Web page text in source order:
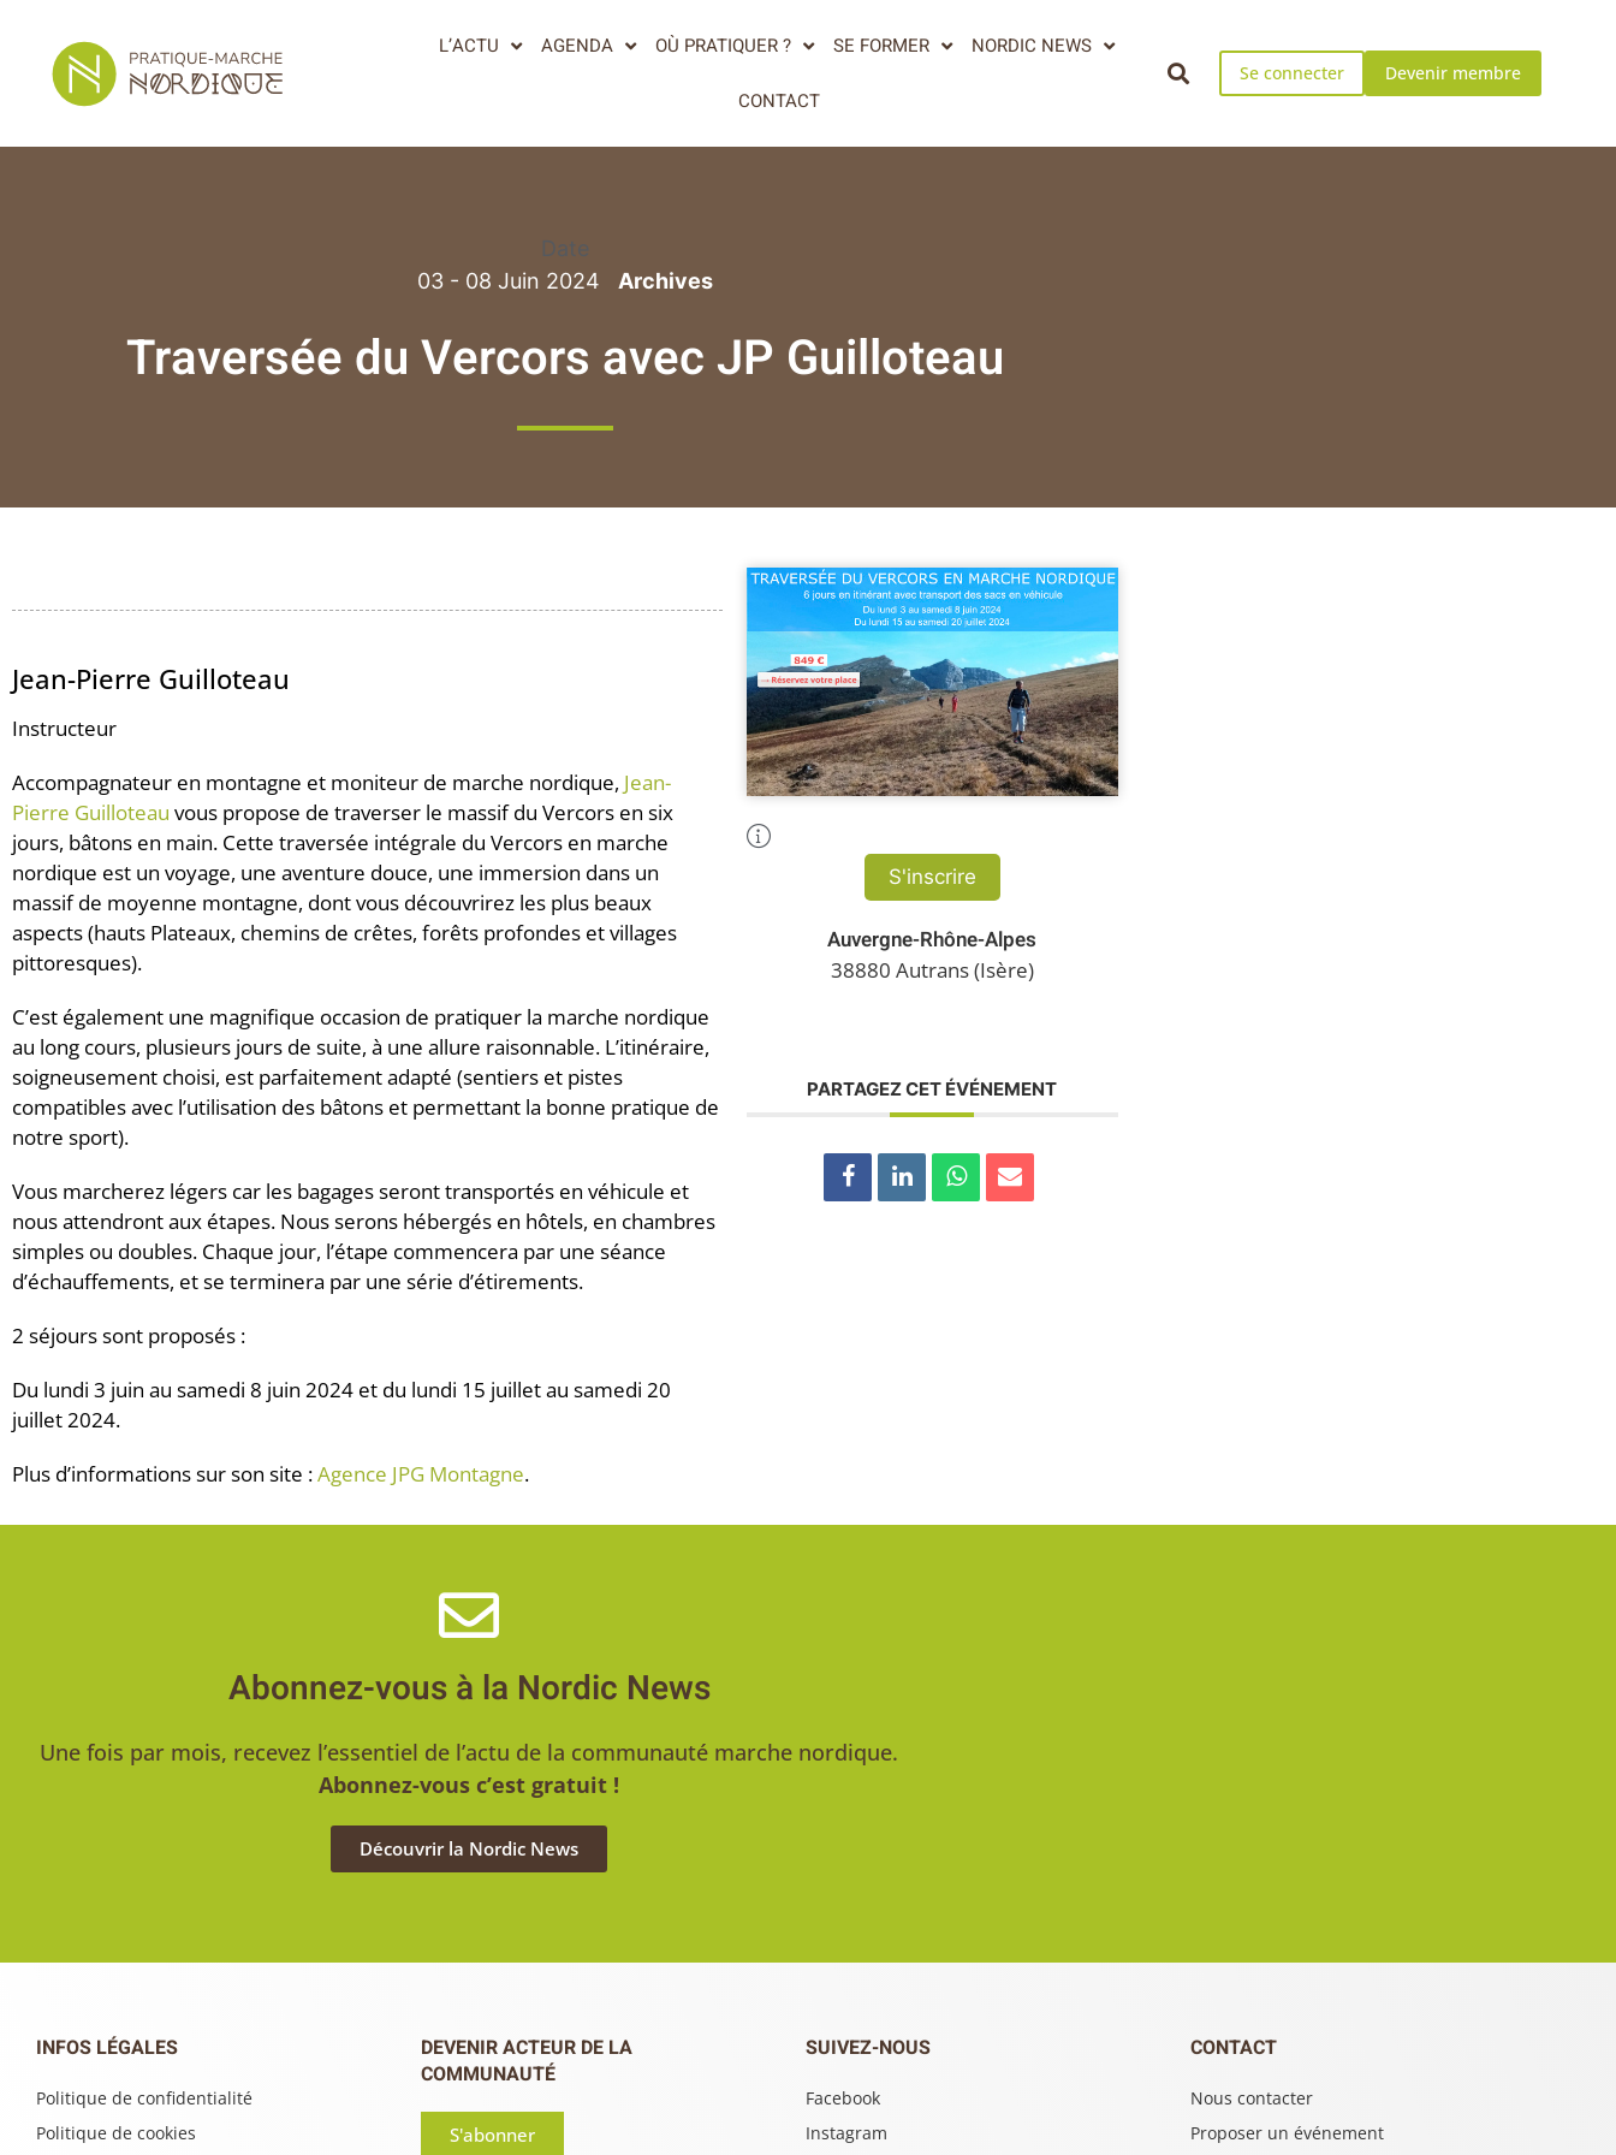
L’ACTU AGENDA OÙ PRATIQUER ? SE FORMER NORDIC NEWS
CONTACT
Se connecter Devenir membre
Date
03 - 08 Juin 2024
Traversée du Vercors avec JP Guilloteau
Jean-Pierre Guilloteau
Instructeur
Accompagnateur en montagne et moniteur de marche nordique, Jean-
Pierre Guilloteau vous propose de traverser le massif du Vercors en six
jours, bâtons en main. Cette traversée intégrale du Vercors en marche
nordique est un voyage, une aventure douce, une immersion dans un
massif de moyenne montagne, dont vous découvrirez les plus beaux
aspects (hauts Plateaux, chemins de crêtes, forêts profondes et villages
pittoresques).
C’est également une magnifique occasion de pratiquer la marche nordique
au long cours, plusieurs jours de suite, à une allure raisonnable. L’itinéraire,
soigneusement choisi, est parfaitement adapté (sentiers et pistes
compatibles avec l’utilisation des bâtons et permettant la bonne pratique de
notre sport).
Vous marcherez légers car les bagages seront transportés en véhicule et
nous attendront aux étapes. Nous serons hébergés en hôtels, en chambres
simples ou doubles. Chaque jour, l’étape commencera par une séance
d’échauffements, et se terminera par une série d’étirements.
2 séjours sont proposés :
Du lundi 3 juin au samedi 8 juin 2024 et du lundi 15 juillet au samedi 20
juillet 2024.
Plus d’informations sur son site :Agence JPG Montagne.
S'inscrire
Auvergne-Rhône-Alpes
38880 Autrans (Isère)
PARTAGEZ CET ÉVÉNEMENT
Abonnez-vous à la Nordic News
Une fois par mois, recevez l’essentiel de l’actu de la communauté marche nordique.
Abonnez-vous c’est gratuit !
Découvrir la Nordic News
INFOS LÉGALES
Politique de confidentialité
Politique de cookies
DEVENIR ACTEUR DE LA
COMMUNAUTÉ
S'abonner
SUIVEZ-NOUS
Facebook
Instagram
CONTACT
Nous contacter
Proposer un événement